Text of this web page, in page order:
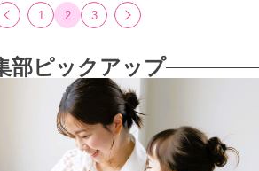
1 2 3
部ピックアップ